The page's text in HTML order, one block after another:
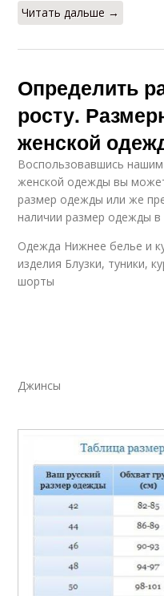
Читать дальше →
Определить
росту.
женской
Воспользовавшись
женской одежды вы
размер одежды или же
наличии размер одежды
Одежда Нижнее белье и
изделия Блузки, туники,
шорты
Джинсы